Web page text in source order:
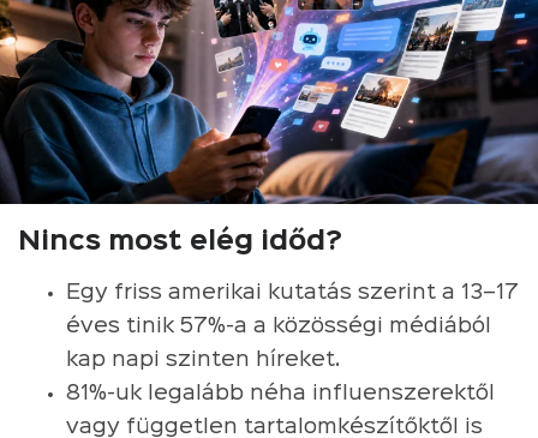
Nincs most elég időd?
Egy friss amerikai kutatás szerint a 13–17
éves tinik 57%-a a közösségi médiából
kap napi szinten híreket.
81%-uk legalább néha influenszerektől
vagy független tartalomkészítőktől is